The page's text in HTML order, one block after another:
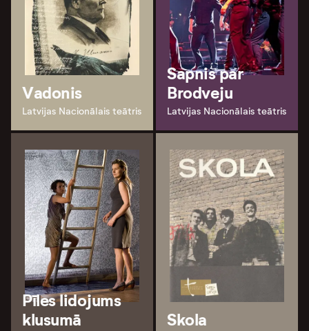
Vadonis
Latvijas Nacionālais teātris
Sapnis par
Brodveju
Latvijas Nacionālais teātris
Pīles lidojums
klusumā
Skola